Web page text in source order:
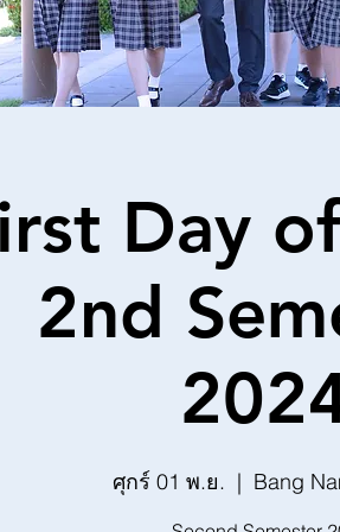
Day
2nd
ศุกร์ 01 พ.ย.
  |
Bang